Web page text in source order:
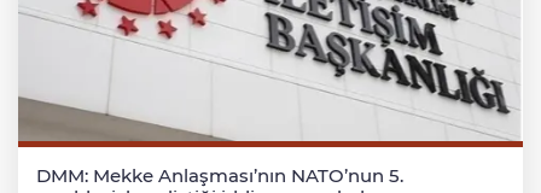
DMM: Mekke Anlaşması’nın NATO’nun 5.